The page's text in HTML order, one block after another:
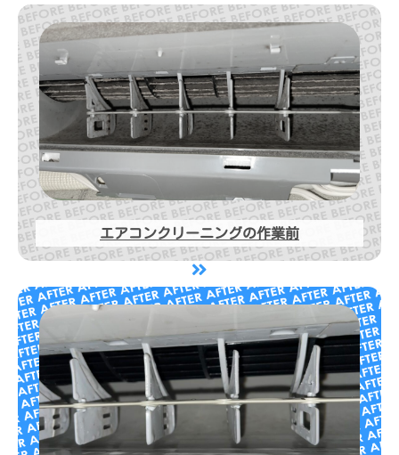
エアコンクリーニングの作業前